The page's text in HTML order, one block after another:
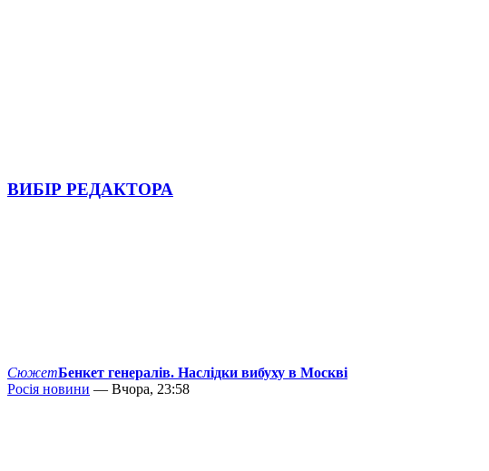
ВИБІР РЕДАКТОРА
СюжетБенкет генералів. Наслідки вибуху в Москві
Росія новини — Вчора, 23:58